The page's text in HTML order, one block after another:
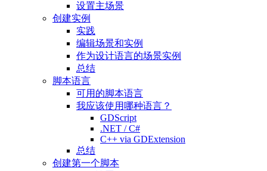
设置主场景
创建实例
实践
编辑场景和实例
作为设计语言的场景实例
总结
脚本语言
可用的脚本语言
我应该使用哪种语言？
GDScript
.NET / C#
C++ via GDExtension
总结
创建第一个脚本